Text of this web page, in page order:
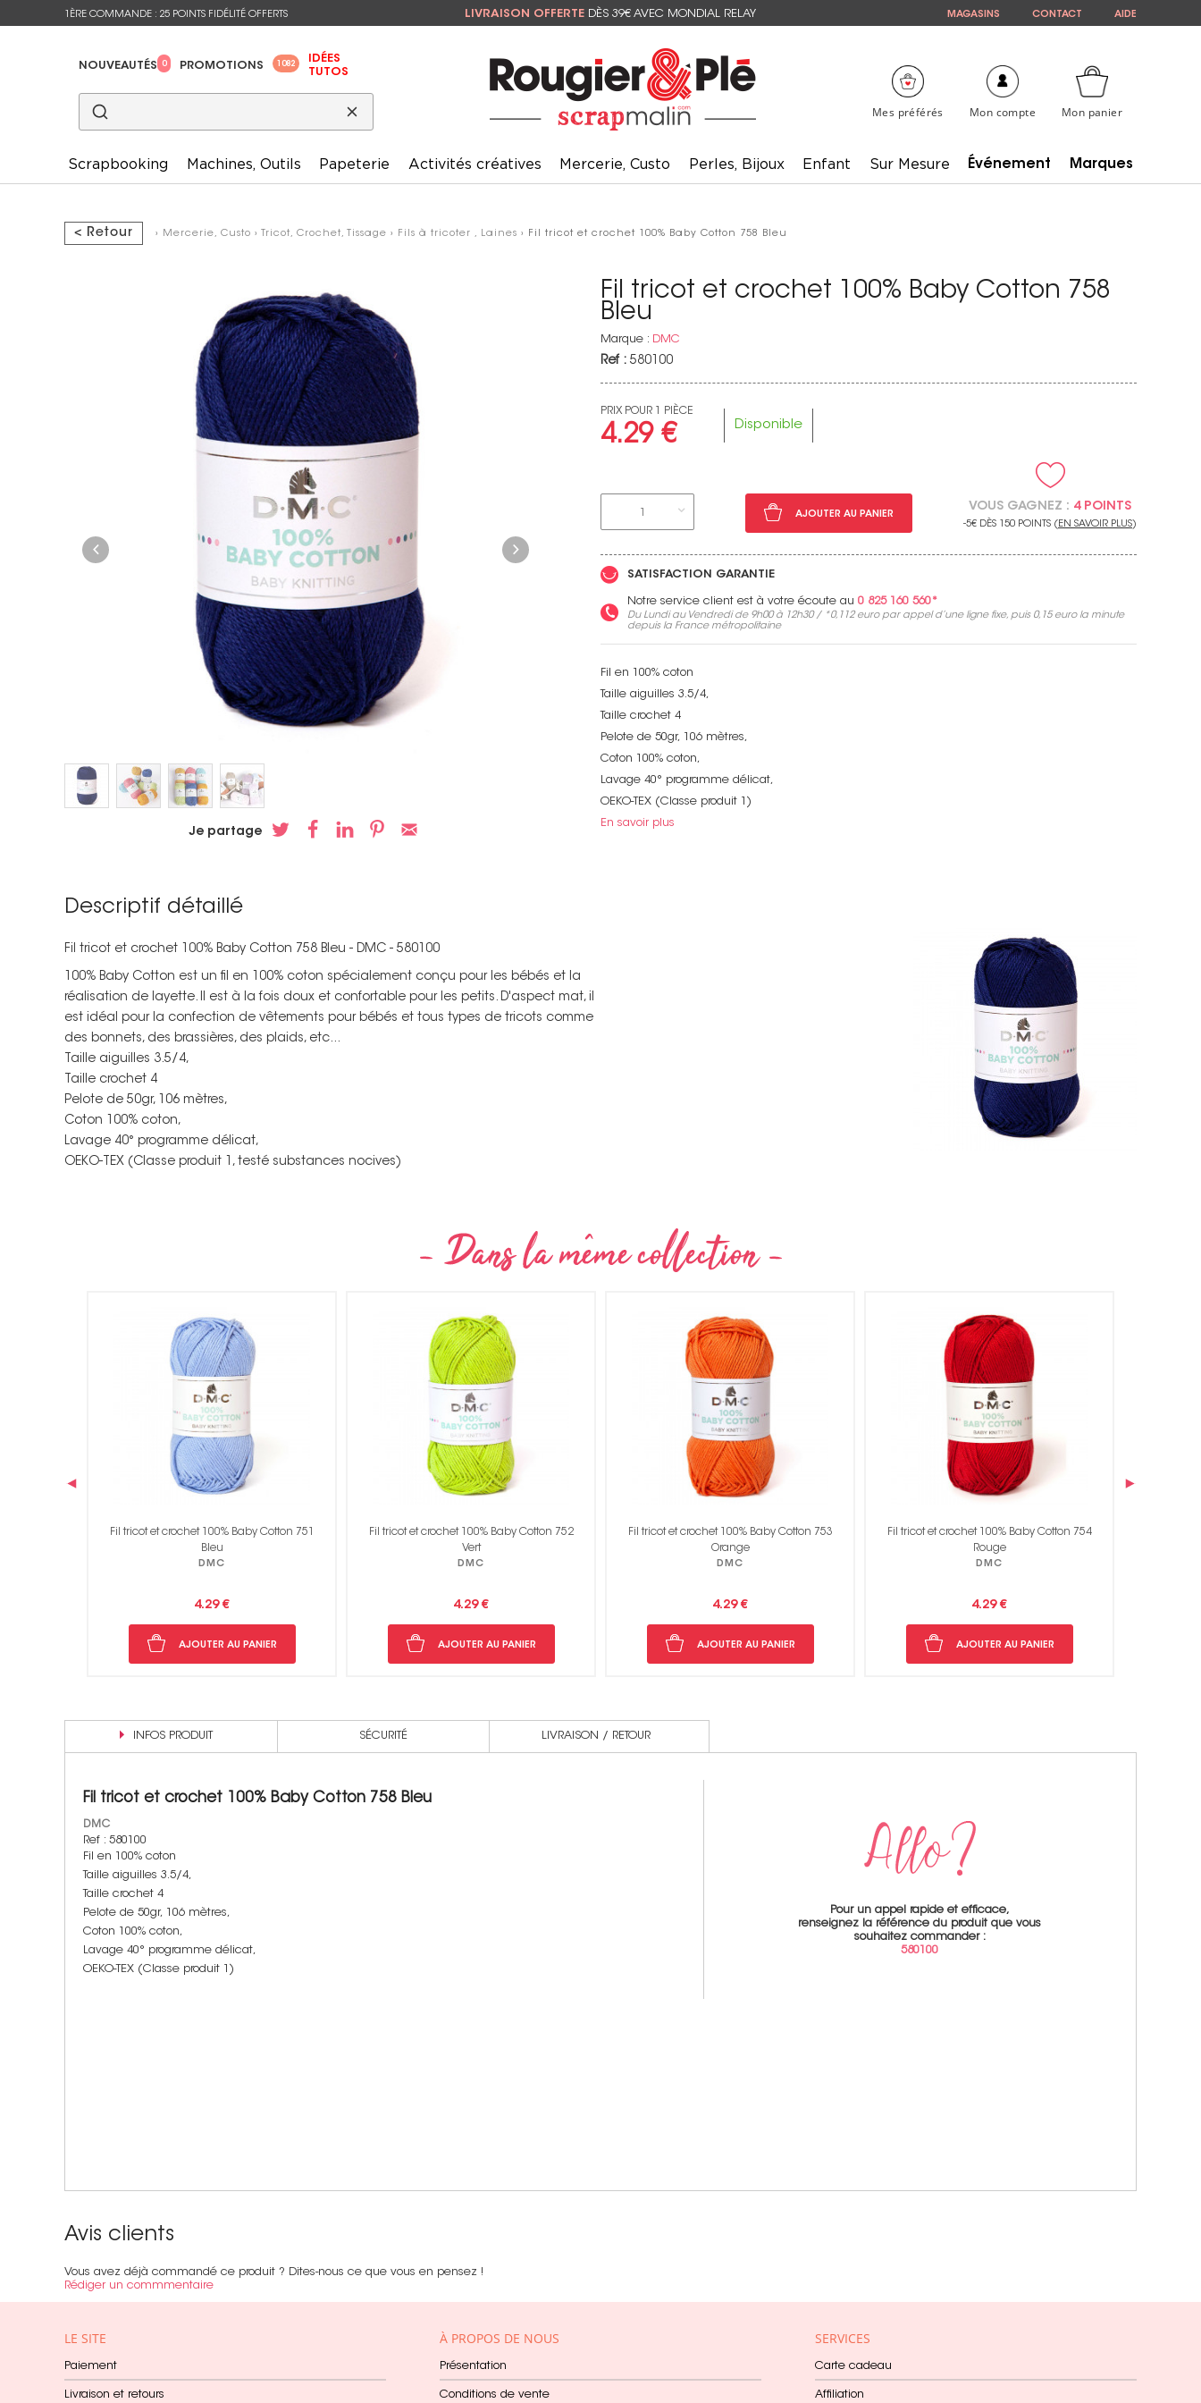
1ÈRE COMMANDE : 25 POINTS FIDÉLITÉ OFFERTS LIVRAISON OFFERTE DÈS 39€ AVEC MONDIAL RELAY MAGASINS CONTACT AIDE
NOUVEAUTÉS 0 PROMOTIONS 1082
IDÉES
TUTOS
Mes préférés Mon panier
Mon compte
Scrapbooking Machines, Outils Papeterie Activités créatives Mercerie, Custo Perles, Bijoux Enfant Sur Mesure Événement Marques
Voir toutes nos marques
< Retour › Mercerie, Custo › Tricot, Crochet, Tissage › Fils à tricoter , Laines › Fil tricot et crochet 100% Baby Cotton 758 Bleu
Je partage
Fil tricot et crochet 100% Baby Cotton 758
Bleu
Marque : DMC
Ref : 580100
PRIX POUR 1 PIÈCE
4.29 € Disponible
1 AJOUTER AU PANIER
VOUS GAGNEZ : 4 POINTS
-5€ DÈS 150 POINTS ( EN SAVOIR PLUS)
SATISFACTION GARANTIE
Notre service client est à votre écoute au 0 825 160 560*
Du Lundi au Vendredi de 9h00 à 12h30 / *0,112 europar appel d’une ligne fixe, puis 0,15 eurola minute
depuis la France métropolitaine
Fil en 100% coton
Taille aiguilles 3.5/4,
Taille crochet 4
Pelote de 50gr, 106 mètres,
Coton 100% coton,
Lavage 40° programme délicat,
OEKO-TEX (Classe produit 1)
En savoir plus
Descriptif détaillé
Fil tricot et crochet 100% Baby Cotton 758 Bleu - DMC - 580100
100% Baby Cotton est un fil en 100% coton spécialement conçu pour les bébés et la
réalisation de layette. Il est à la fois doux et confortable pour les petits. D'aspect mat, il
est idéal pour la confection de vêtements pour bébés et tous types de tricots comme
des bonnets, des brassières, des plaids, etc...
Taille aiguilles 3.5/4,
Taille crochet 4
Pelote de 50gr, 106 mètres,
Coton 100% coton,
Lavage 40° programme délicat,
OEKO-TEX (Classe produit 1, testé substances nocives)
Fil tricot et crochet 100% Baby Cotton 751
Bleu
DMC
4.29 €
AJOUTER AU PANIER
Fil tricot et crochet 100% Baby Cotton 752
Vert
DMC
4.29 €
AJOUTER AU PANIER
Fil tricot et crochet 100% Baby Cotton 753
Orange
DMC
4.29 €
AJOUTER AU PANIER
Fil tricot et crochet 100% Baby Cotton 754
Rouge
DMC
4.29 €
AJOUTER AU PANIER
‹ ›
INFOS PRODUIT SÉCURITÉ LIVRAISON / RETOUR
Fil tricot et crochet 100% Baby Cotton 758 Bleu
DMC
Ref : 580100
Fil en 100% coton
Taille aiguilles 3.5/4,
Taille crochet 4
Pelote de 50gr, 106 mètres,
Coton 100% coton,
Lavage 40° programme délicat,
OEKO-TEX (Classe produit 1)
Pour un appel rapide et efficace,
renseignez la référence du produit que vous
souhaitez commander :
580100
Avis clients
Vous avez déjà commandé ce produit ? Dites-nous ce que vous en pensez !
Rédiger un commmentaire
LE SITE
Paiement
Livraison et retours
À PROPOS DE NOUS
Présentation
Conditions de vente
SERVICES
Carte cadeau
Affiliation